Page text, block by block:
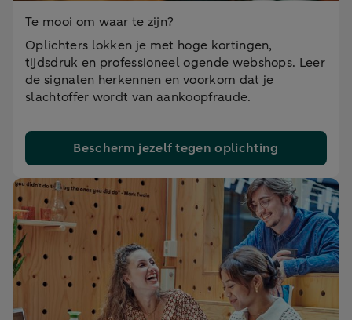
Te mooi om waar te zijn?
Oplichters lokken je met hoge kortingen,
tijdsdruk en professioneel ogende webshops. Leer
de signalen herkennen en voorkom dat je
slachtoffer wordt van aankoopfraude.
Bescherm jezelf tegen oplichting